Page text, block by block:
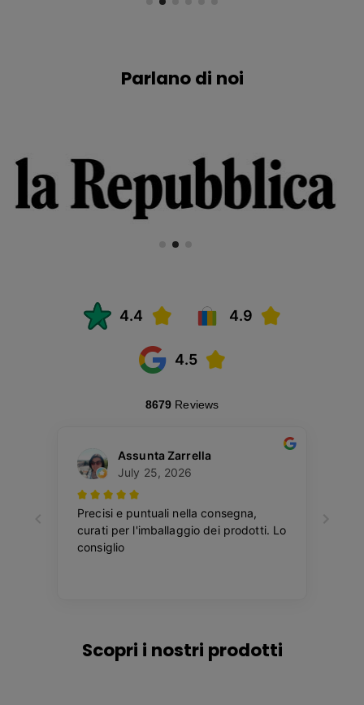
Parlano di noi
Scopri i nostri prodotti